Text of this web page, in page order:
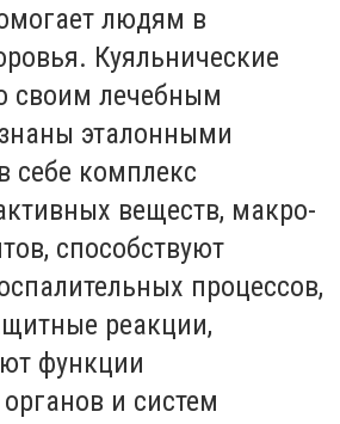
людям в
Куяльнические
своим лечебным
эталонными
комплекс
веществ, макро-
способствуют
процессов,
реакции,
функции
и систем